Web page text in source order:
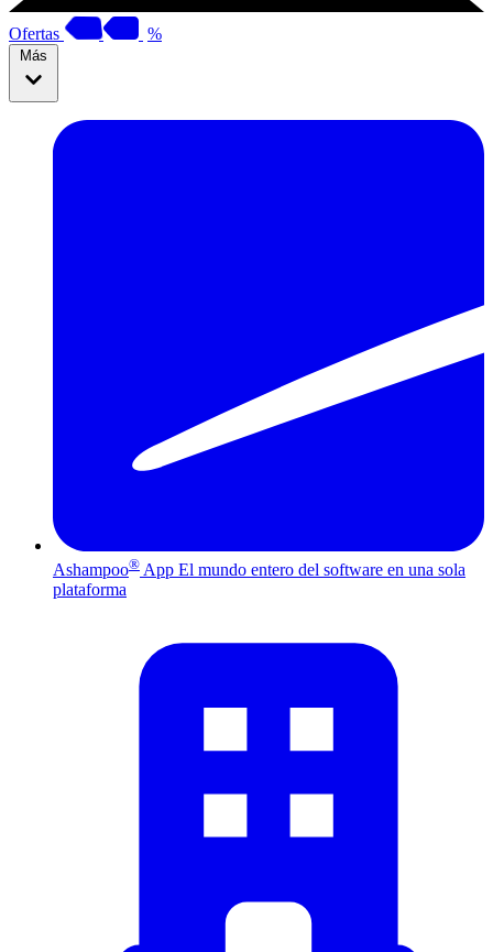
Ofertas %
Más
Ashampoo® App El mundo entero del software en una sola
plataforma